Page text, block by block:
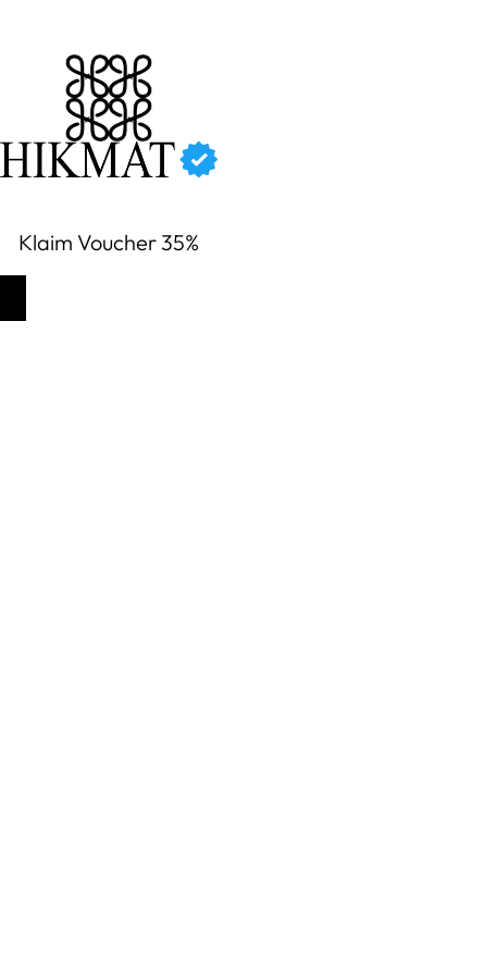
Klaim Voucher 35%